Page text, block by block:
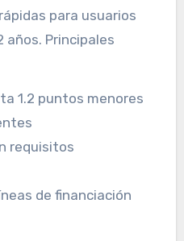
para usuarios
años. Principales
1.2 puntos menores
requisitos
de financiación